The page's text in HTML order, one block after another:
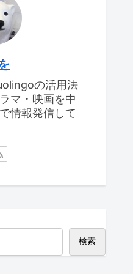
の活用法
マ・映画を中
情報発信して
検索